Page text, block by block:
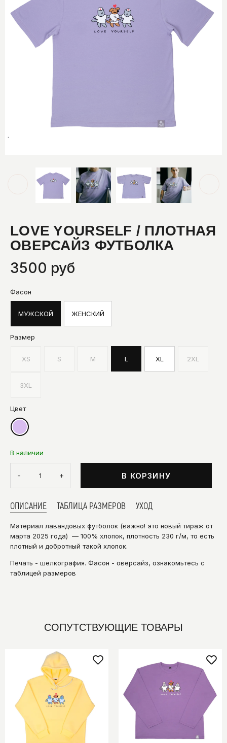
LOVE YOURSELF / ПЛОТНАЯ
ОВЕРСАЙЗ ФУТБОЛКА
3500 руб
Фасон
МУЖСКОЙ ЖЕНСКИЙ
Размер
XS S M L XL 2XL
3XL
Цвет
В наличии
- + В КОРЗИНУ
ОПИСАНИЕ
Материал лавандовых футболок (важно! это новый тираж от
марта 2025 года) — 100% хлопок, плотность 230 г/м, то есть
плотный и добротный такой хлопок.
Печать - шелкография. Фасон - оверсайз, ознакомьтесь с
таблицей размеров
ТАБЛИЦА РАЗМЕРОВ УХОД
СОПУТСТВУЮЩИЕ ТОВАРЫ